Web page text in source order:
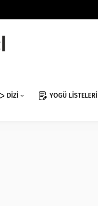
DİZİ YOGÜ LİSTELERİ